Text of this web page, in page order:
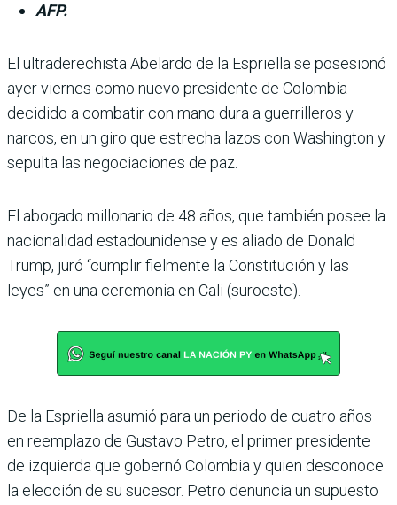
AFP.
El ultraderechista Abe­lardo de la Espriella se posesionó
ayer viernes como nuevo presi­dente de Colombia
decidido a combatir con mano dura a guerrilleros y
narcos, en un giro que estrecha lazos con Washington y
sepulta las negociaciones de paz.
El abogado millonario de 48 años, que también posee la
nacionalidad estadouni­dense y es aliado de Donald
Trump, juró “cumplir fiel­mente la Constitución y las
leyes” en una ceremonia en Cali (suroeste).
De la Espriella asumió para un periodo de cuatro años
en reemplazo de Gustavo Petro, el primer presidente
de izquierda que gobernó Colombia y quien desconoce
la elección de su sucesor. Petro denuncia un supuesto